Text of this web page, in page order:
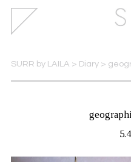
SURR by LAILA > Diary>